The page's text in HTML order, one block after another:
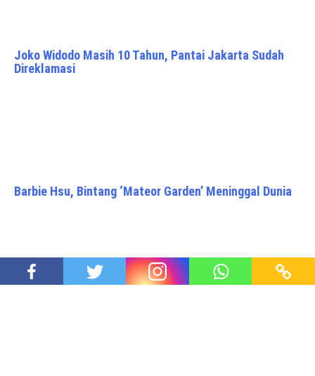
Joko Widodo Masih 10 Tahun, Pantai Jakarta Sudah
Direklamasi
Barbie Hsu, Bintang ‘Mateor Garden’ Meninggal Dunia